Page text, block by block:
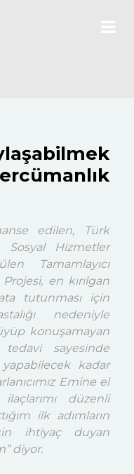
edilen, Türk
Sosyal Hizmetler
Tamamlayıcı
en kırılgan
tutunması için
nedeniyle
konuşamayan
sayesinde
kadar
Emine el
düzenli
ilk adımların
ihtiyaç duyan
diyor.